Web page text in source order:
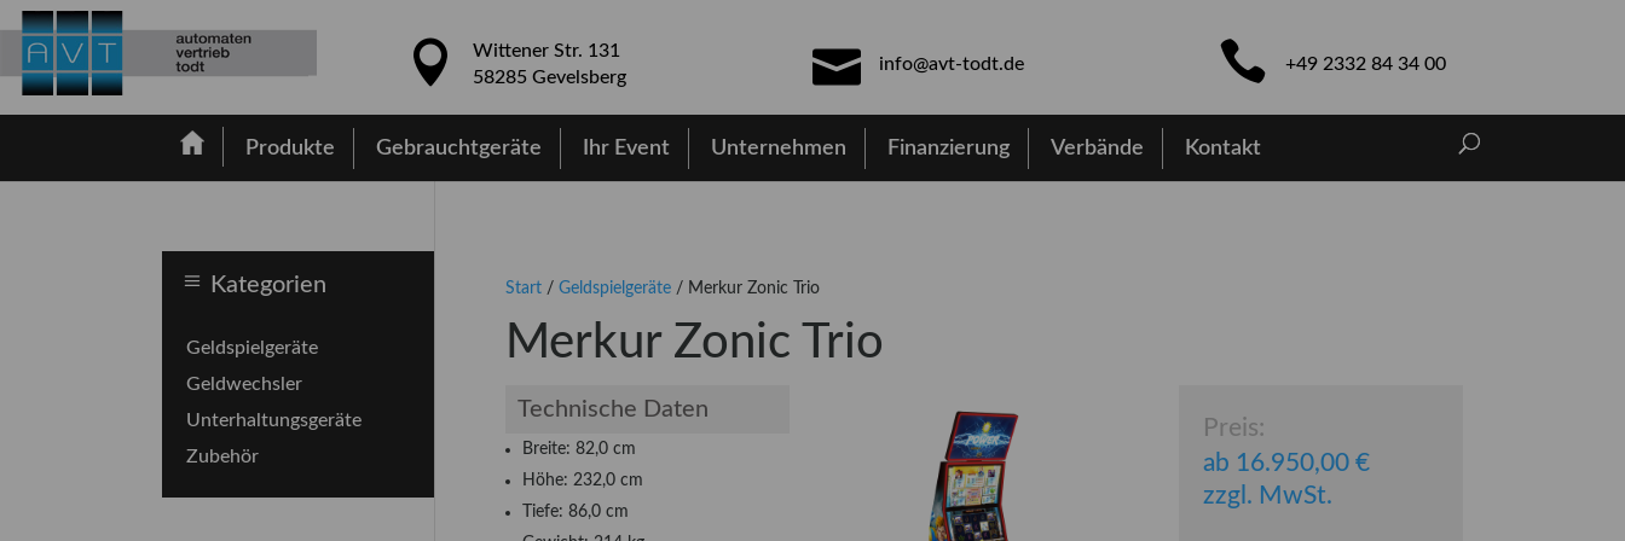
Wittener Str. 131
58285 Gevelsberg
info@avt-todt.de +49 2332 84 34 00
Produkte Gebrauchtgeräte Ihr Event Unternehmen Finanzierung Verbände Kontakt
Start/ Geldspielgeräte/ Merkur Zonic Trio
Merkur Zonic Trio
Technische Daten
Breite: 82,0 cm
Höhe: 232,0 cm
Tiefe: 86,0 cm
Preis:
ab 16.950,00 €
zzgl. MwSt.
Kategorien
Geldspielgeräte
Geldwechsler
Unterhaltungsgeräte
Zubehör